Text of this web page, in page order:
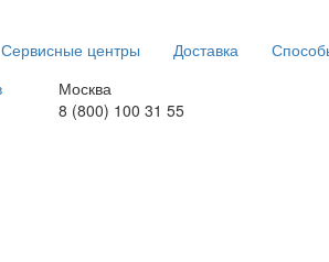
Сервисные центры Доставка
Москва
8 (800) 100 31 55